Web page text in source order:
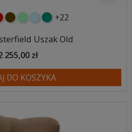
czekoladowy
miętowybłękitny
turkusowy
+22
Uszak Old
255,00 zł
DO KOSZYKA